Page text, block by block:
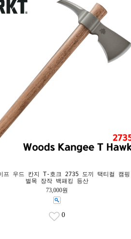
프 우드 칸지 T-호크 2735 도끼 택티컬 캠
벌목 장작 백패킹 등산
73,000원
0